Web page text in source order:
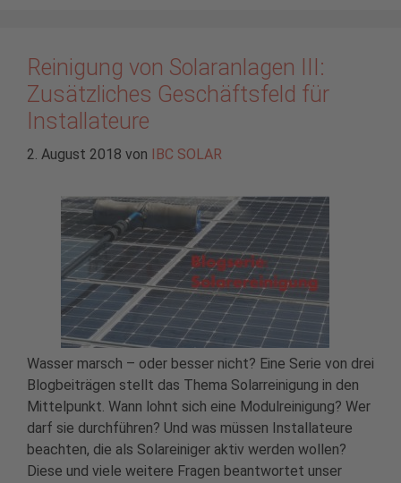
Reinigung von Solaranlagen III:
Zusätzliches Geschäftsfeld für
Installateure
2. August 2018 von IBC SOLAR
Wasser marsch – oder besser nicht? Eine Serie von drei
Blogbeiträgen stellt das Thema Solarreinigung in den
Mittelpunkt. Wann lohnt sich eine Modulreinigung? Wer
darf sie durchführen? Und was müssen Installateure
beachten, die als Solareiniger aktiv werden wollen?
Diese und viele weitere Fragen beantwortet unser